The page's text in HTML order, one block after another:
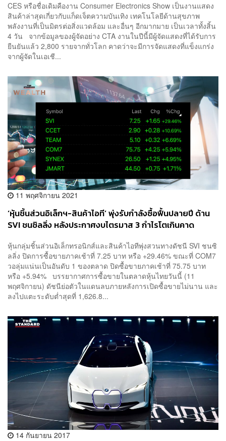
CES หรือชื่อเดิมคืองาน Consumer Electronics Show เป็นงานแสดง
สินค้าล่าสุดเกี่ยวกับแก็ดเจ็ตความบันเทิง เทคโนโลยีด้านสุขภาพ
พลังงานที่เป็นมิตรต่อสิ่งแวดล้อม และอื่นๆ อีกมากมาย เป็นเวลาทั้งสิ้น
4 วัน จากข้อมูลของผู้จัดอย่าง CTA งานในปีนี้มีผู้จัดแสดงที่ได้รับการ
ยืนยันแล้ว 2,800 รายจากทั่วโลก คาดว่าจะมีการจัดแสดงที่แข็งแกร่ง
จากผู้จัดในเอเชี...
11 พฤศจิกายน 2021
‘หุ้นชิ้นส่วนอิเล็กฯ-สินค้าไอที’ พุ่งรับกำลังซื้อฟื้นปลายปี ด้าน
SVI ชนซิลลิ่ง หลังประกาศงบไตรมาส 3 กำไรโตเกินคาด
หุ้นกลุ่มชิ้นส่วนอิเล็กทรอนิกส์และสินค้าไอทีพุ่งสวนทางดัชนี SVI ชนซิ
ลลิ่ง ปิดการซื้อขายภาคเช้าที่ 7.25 บาท หรือ +29.46% ขณะที่ COM7
วอลุ่มแน่นเป็นอันดับ 1 ของตลาด ปิดซื้อขายภาคเช้าที่ 75.75 บาท
หรือ +5.94% บรรยากาศการซื้อขายในตลาดหุ้นไทยวันนี้ (11
พฤศจิกายน) ดัชนีย่อตัวในแดนลบภายหลังการเปิดซื้อขายไม่นาน และ
ลงไปแตะระดับต่ำสุดที่ 1,626.8...
14 กันยายน 2017